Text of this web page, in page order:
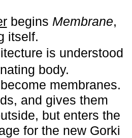
begins ­ Membrane,
itself.
is understood
body.
membranes.
and gives them
but enters the
for the new Gorki